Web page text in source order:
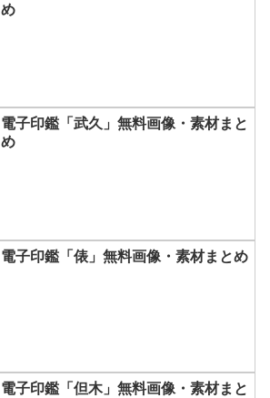
め
電子印鑑「武久」無料画像・素材まと
め
電子印鑑「俵」無料画像・素材まとめ
電子印鑑「但木」無料画像・素材まと